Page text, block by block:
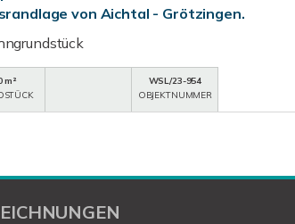
von Aichtal - Grötzingen.
m²
WSL/23-954
OBJEKTNUMMER